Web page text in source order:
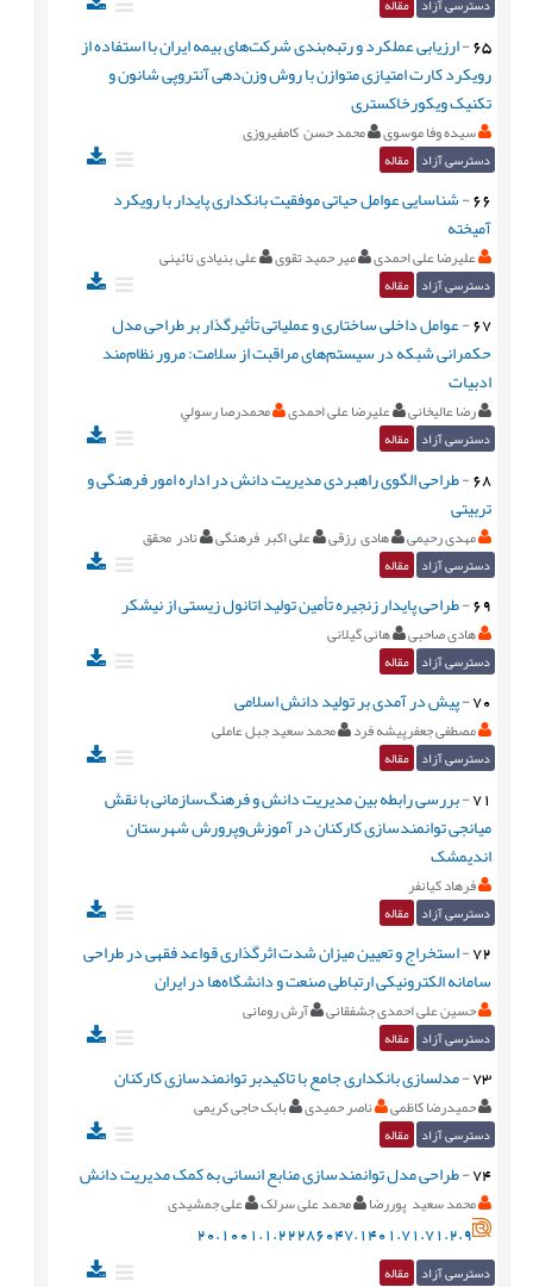
65
-ارزیابی عملکرد و رتبه‌بندی شرکت‌های بیمه ایران با استفاده از
رویکرد کارت امتیازی متوازن با روش وزن‌دهی آنتروپی شانون و
تکنیک ویکورخاکستری
سیده وفا موسوی محمد حسن کامفیروزی
دسترسی آزاد مقاله
66
-شناسایی عوامل حیاتی موفقیت بانکداری پایدار با رویکرد
آمیخته
علیرضا علی احمدی میر حمید تقوی علی بنیادی نائینی
دسترسی آزاد مقاله
67
-عوامل داخلی ساختاری و عملیاتی تأثیرگذار بر طراحی مدل
حکمرانی شبکه در سیستم‌های مراقبت از سلامت: مرور نظام‌مند
ادبیات
رضا عالیخانی علیرضا علی احمدی محمدرصا رسولي
دسترسی آزاد مقاله
68
-طراحی الگوی راهبردی مدیریت دانش در اداره امور فرهنگی و
تربیتی
مهدی رحیمی هادی رزقی علی اکبر فرهنگی نادر محقق
دسترسی آزاد مقاله
69
-طراحی پایدار زنجیره تأمین تولید اتانول زیستی از نیشکر
هادی صاحبی هانی گیلانی
دسترسی آزاد مقاله
70
-پیش در آمدی بر تولید دانش اسلامی
مصطفی جعفرپیشه فرد محمد سعید جبل عاملی
دسترسی آزاد مقاله
71
-بررسی رابطه بین مدیریت دانش و فرهنگ‌سازمانی با نقش
میانجی توانمندسازی کارکنان در آموزش‌وپرورش شهرستان
اندیمشک
فرهاد کیانفر
دسترسی آزاد مقاله
72
-استخراج و تعیین میزان شدت اثرگذاری قواعد فقهی در طراحی
سامانه الکترونیکی ارتباطی صنعت و دانشگاه‌ها در ایران
حسین علی احمدی جشفقانی آرش رومانی
دسترسی آزاد مقاله
73
-مدلسازی بانکداری جامع با تاکیدبر توانمندسازی کارکنان
حمیدرضا کاظمی ناصر حمیدی بابک حاجی کریمی
دسترسی آزاد مقاله
74
-طراحی مدل توانمندسازی منابع انسانی به کمک مدیریت دانش
محمد سعید پوررضا محمد علی سرلک علی جمشیدی
20.1001.1.22286047.1401.71.71.2.9
دسترسی آزاد مقاله